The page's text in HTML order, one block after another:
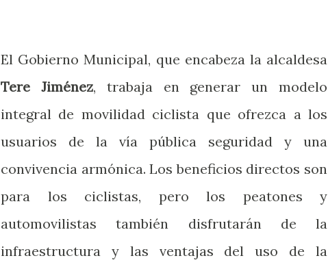
El Gobierno Municipal, que encabeza la alcaldesa
Tere Jiménez, trabaja en generar un modelo
integral de movilidad ciclista que ofrezca a los
usuarios de la vía pública seguridad y una
convivencia armónica. Los beneficios directos son
para los ciclistas, pero los peatones y
automovilistas también disfrutarán de la
infraestructura y las ventajas del uso de la